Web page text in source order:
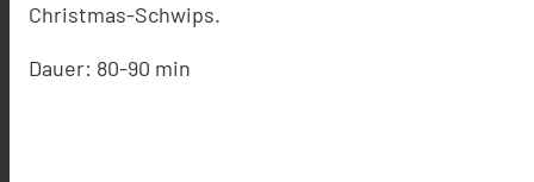
Christmas-Schwips.
Dauer: 80-90 min